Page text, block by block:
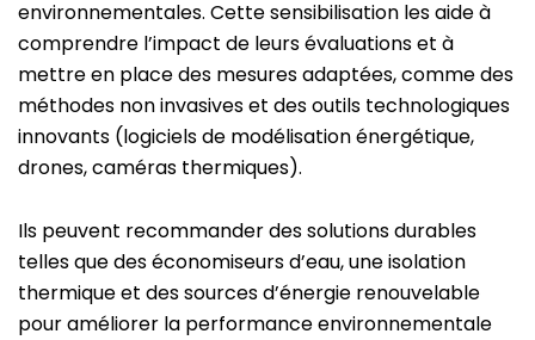
environnementales. Cette sensibilisation les aide à
comprendre l’impact de leurs évaluations et à
mettre en place des mesures adaptées, comme des
méthodes non invasives et des outils technologiques
innovants (logiciels de modélisation énergétique,
drones, caméras thermiques).
Ils peuvent recommander des solutions durables
telles que des économiseurs d’eau, une isolation
thermique et des sources d’énergie renouvelable
pour améliorer la performance environnementale